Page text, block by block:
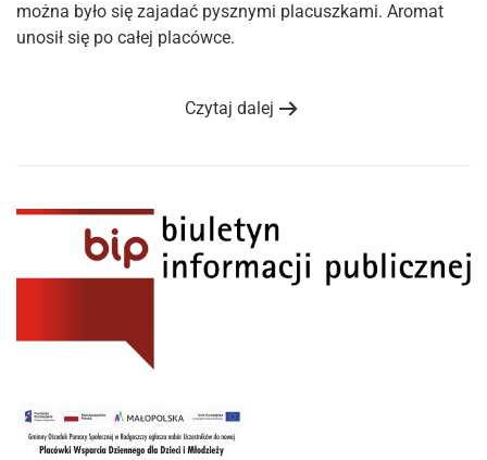
można było się zajadać pysznymi placuszkami. Aromat
unosił się po całej placówce.
Czytaj dalej